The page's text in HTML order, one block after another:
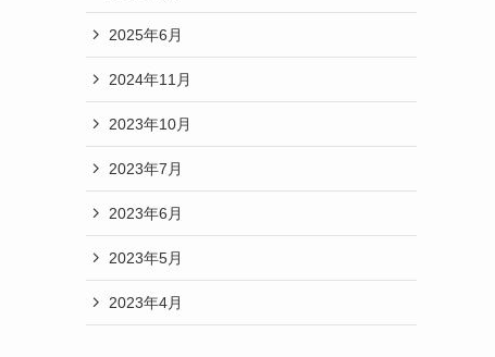
2025年6月
2024年11月
2023年10月
2023年7月
2023年6月
2023年5月
2023年4月